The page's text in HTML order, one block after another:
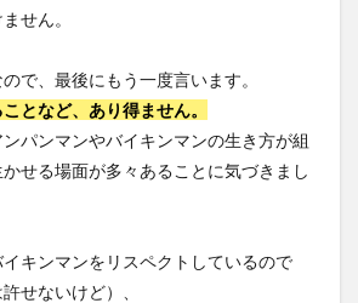
せん。
で、最後にもう一度言います。
となど、あり得ません。
パンマンやバイキンマンの生き方が組
せる場面が多々あることに気づきまし
キンマンをリスペクトしているので
せないけど）、